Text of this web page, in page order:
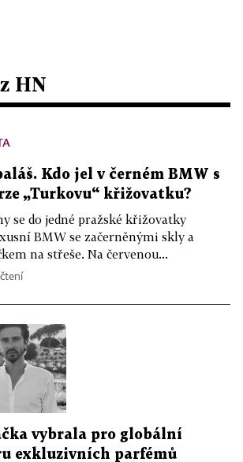
HN
Kdo jel v černém BMW s
„Turkovu“ křižovatku?
se do jedné pražské křižovatky
BMW se začerněnými skly a
na střeše. Na červenou...
vybrala pro globální
exkluzivních parfémů